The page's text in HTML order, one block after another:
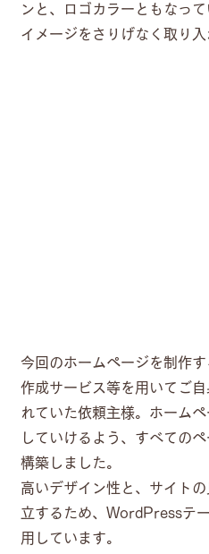
ンと、ロゴカラーともなっ
イメージをさりげなく取り入
今回のホームページを制作
作成サービス等を用いてご
れていた依頼主様。ホーム
していけるよう、すべての
構築しました。
高いデザイン性と、サイト
立するため、WordPressテ
用しています。